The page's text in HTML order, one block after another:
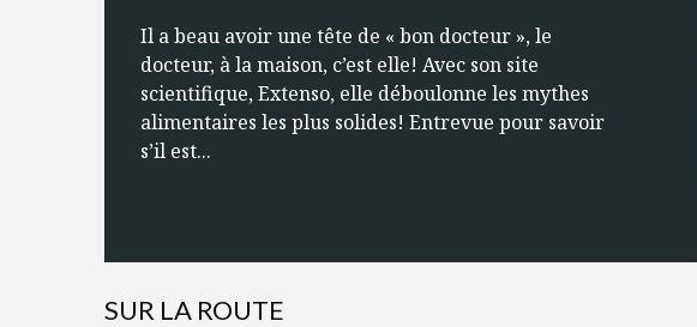
Il a beau avoir une tête de « bon docteur », le
docteur, à la maison, c’est elle! Avec son site
scientifique, Extenso, elle déboulonne les mythes
alimentaires les plus solides! Entrevue pour savoir
s’il est...
SUR LA ROUTE